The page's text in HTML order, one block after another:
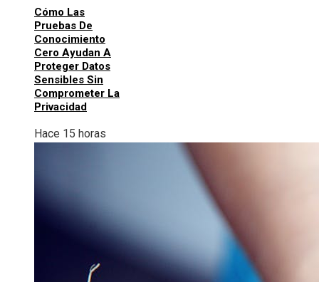
Cómo Las
Pruebas De
Conocimiento
Cero Ayudan A
Proteger Datos
Sensibles Sin
Comprometer La
Privacidad
Hace 15 horas